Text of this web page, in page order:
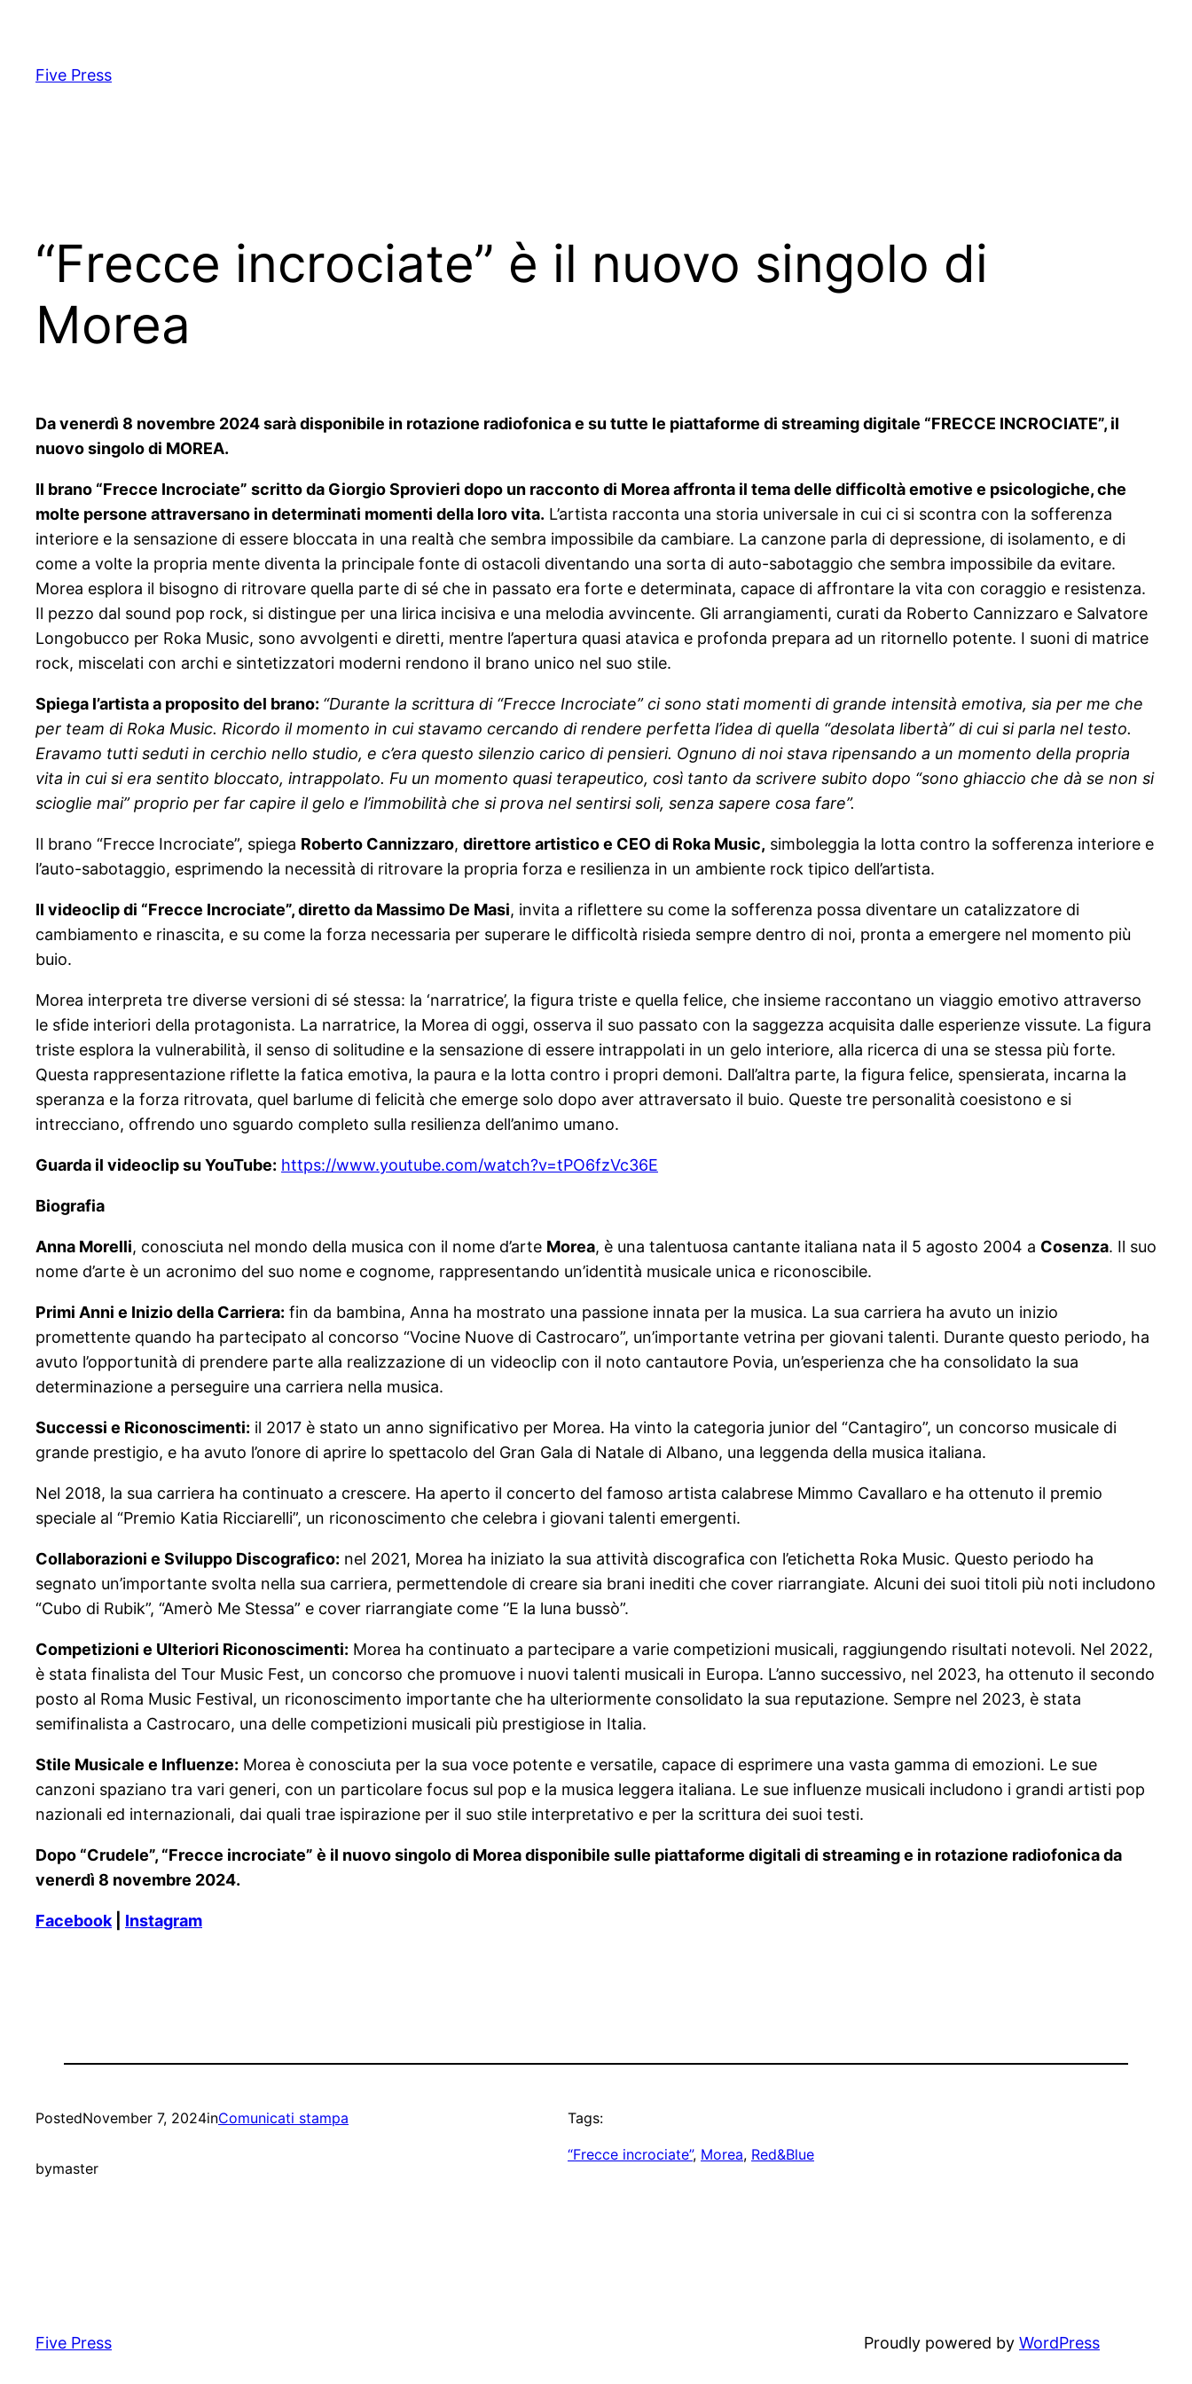
content
Five Press
“Frecce incrociate” è il nuovo singolo di
Morea
Da venerdì 8 novembre 2024 sarà disponibile in rotazione radiofonica e su tutte le piattaforme di streaming digitale “FRECCE INCROCIATE”, il
nuovo singolo di MOREA.
Il brano “Frecce Incrociate” scritto da Giorgio Sprovieri dopo un racconto di Morea affronta il tema delle difficoltà emotive e psicologiche, che
molte persone attraversano in determinati momenti della loro vita. L’artista racconta una storia universale in cui ci si scontra con la sofferenza
interiore e la sensazione di essere bloccata in una realtà̀ che sembra impossibile da cambiare. La canzone parla di depressione, di isolamento, e di
come a volte la propria mente diventa la principale fonte di ostacoli diventando una sorta di auto-sabotaggio che sembra impossibile da evitare.
Morea esplora il bisogno di ritrovare quella parte di sé che in passato era forte e determinata, capace di affrontare la vita con coraggio e resistenza.
Il pezzo dal sound pop rock, si distingue per una lirica incisiva e una melodia avvincente. Gli arrangiamenti, curati da Roberto Cannizzaro e Salvatore
Longobucco per Roka Music, sono avvolgenti e diretti, mentre l’apertura quasi atavica e profonda prepara ad un ritornello potente. I suoni di matrice
rock, miscelati con archi e sintetizzatori moderni rendono il brano unico nel suo stile.
Spiega l’artista a proposito del brano: “Durante la scrittura di “Frecce Incrociate” ci sono stati momenti di grande intensità emotiva, sia per me che
per team di Roka Music. Ricordo il momento in cui stavamo cercando di rendere perfetta l’idea di quella “desolata libertà” di cui si parla nel testo.
Eravamo tutti seduti in cerchio nello studio, e c’era questo silenzio carico di pensieri. Ognuno di noi stava ripensando a un momento della propria
vita in cui si era sentito bloccato, intrappolato. Fu un momento quasi terapeutico, così tanto da scrivere subito dopo “sono ghiaccio che dà se non si
scioglie mai” proprio per far capire il gelo e l’immobilità che si prova nel sentirsi soli, senza sapere cosa fare”.
Il brano “Frecce Incrociate”, spiega Roberto Cannizzaro, direttore artistico e CEO di Roka Music, simboleggia la lotta contro la sofferenza interiore e
l’auto-sabotaggio, esprimendo la necessità di ritrovare la propria forza e resilienza in un ambiente rock tipico dell’artista.
Il videoclip di “Frecce Incrociate”, diretto da Massimo De Masi, invita a riflettere su come la sofferenza possa diventare un catalizzatore di
cambiamento e rinascita, e su come la forza necessaria per superare le difficoltà risieda sempre dentro di noi, pronta a emergere nel momento più
buio.
Morea interpreta tre diverse versioni di sé stessa: la ‘narratrice’, la figura triste e quella felice, che insieme raccontano un viaggio emotivo attraverso
le sfide interiori della protagonista. La narratrice, la Morea di oggi, osserva il suo passato con la saggezza acquisita dalle esperienze vissute. La figura
triste esplora la vulnerabilità, il senso di solitudine e la sensazione di essere intrappolati in un gelo interiore, alla ricerca di una se stessa più forte.
Questa rappresentazione riflette la fatica emotiva, la paura e la lotta contro i propri demoni. Dall’altra parte, la figura felice, spensierata, incarna la
speranza e la forza ritrovata, quel barlume di felicità che emerge solo dopo aver attraversato il buio. Queste tre personalità coesistono e si
intrecciano, offrendo uno sguardo completo sulla resilienza dell’animo umano.
Guarda il videoclip su YouTube: https://www.youtube.com/watch?v=tPO6fzVc36E
Biografia
Anna Morelli, conosciuta nel mondo della musica con il nome d’arte Morea, è una talentuosa cantante italiana nata il 5 agosto 2004 a Cosenza. Il suo
nome d’arte è un acronimo del suo nome e cognome, rappresentando un’identità musicale unica e riconoscibile.
Primi Anni e Inizio della Carriera: fin da bambina, Anna ha mostrato una passione innata per la musica. La sua carriera ha avuto un inizio
promettente quando ha partecipato al concorso “Vocine Nuove di Castrocaro”, un’importante vetrina per giovani talenti. Durante questo periodo, ha
avuto l’opportunità di prendere parte alla realizzazione di un videoclip con il noto cantautore Povia, un’esperienza che ha consolidato la sua
determinazione a perseguire una carriera nella musica.
Successi e Riconoscimenti: il 2017 è stato un anno significativo per Morea. Ha vinto la categoria junior del “Cantagiro”, un concorso musicale di
grande prestigio, e ha avuto l’onore di aprire lo spettacolo del Gran Gala di Natale di Albano, una leggenda della musica italiana.
Nel 2018, la sua carriera ha continuato a crescere. Ha aperto il concerto del famoso artista calabrese Mimmo Cavallaro e ha ottenuto il premio
speciale al “Premio Katia Ricciarelli”, un riconoscimento che celebra i giovani talenti emergenti.
Collaborazioni e Sviluppo Discografico: nel 2021, Morea ha iniziato la sua attività discografica con l’etichetta Roka Music. Questo periodo ha
segnato un’importante svolta nella sua carriera, permettendole di creare sia brani inediti che cover riarrangiate. Alcuni dei suoi titoli più noti includono
“Cubo di Rubik”, “Amerò Me Stessa” e cover riarrangiate come ‘’E la luna bussò”.
Competizioni e Ulteriori Riconoscimenti: Morea ha continuato a partecipare a varie competizioni musicali, raggiungendo risultati notevoli. Nel 2022,
è stata finalista del Tour Music Fest, un concorso che promuove i nuovi talenti musicali in Europa. L’anno successivo, nel 2023, ha ottenuto il secondo
posto al Roma Music Festival, un riconoscimento importante che ha ulteriormente consolidato la sua reputazione. Sempre nel 2023, è stata
semifinalista a Castrocaro, una delle competizioni musicali più prestigiose in Italia.
Stile Musicale e Influenze: Morea è conosciuta per la sua voce potente e versatile, capace di esprimere una vasta gamma di emozioni. Le sue
canzoni spaziano tra vari generi, con un particolare focus sul pop e la musica leggera italiana. Le sue influenze musicali includono i grandi artisti pop
nazionali ed internazionali, dai quali trae ispirazione per il suo stile interpretativo e per la scrittura dei suoi testi.
Dopo “Crudele”, “Frecce incrociate” è il nuovo singolo di Morea disponibile sulle piattaforme digitali di streaming e in rotazione radiofonica da
venerdì 8 novembre 2024.
Facebook| Instagram
PostedNovember 7, 2024inComunicati stampa
bymaster
Tags:
“Frecce incrociate”, Morea, Red&Blue
Five Press Proudly powered by WordPress